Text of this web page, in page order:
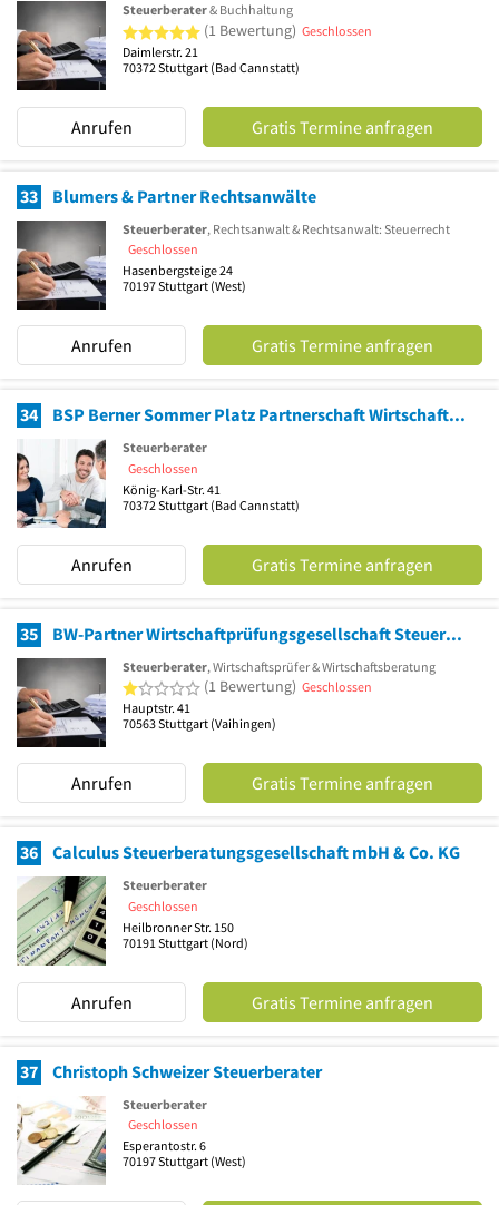
Steuerberater& Buchhaltung
5 von 5 Sternen
(1 Bewertung) Geschlossen
Daimlerstr. 21
70372 Stuttgart (Bad Cannstatt)
Anrufen Gratis Termine anfragen
33 Blumers & Partner Rechtsanwälte
Steuerberater, Rechtsanwalt & Rechtsanwalt: Steuerrecht
Geschlossen
Hasenbergsteige 24
70197Stuttgart (West)
Anrufen Gratis Termine anfragen
34 BSP Berner Sommer Platz Partnerschaft Wirtschaftsprüfer Steuerberater Rechtsanwalt
Steuerberater
Geschlossen
König-Karl-Str. 41
70372 Stuttgart (Bad Cannstatt)
Anrufen Gratis Termine anfragen
35 BW-Partner Wirtschaftprüfungsgesellschaft Steuerberatungsg.
Steuerberater, Wirtschaftsprüfer & Wirtschaftsberatung
1 von 5 Sternen
(1 Bewertung) Geschlossen
Hauptstr. 41
70563Stuttgart (Vaihingen)
Anrufen Gratis Termine anfragen
36 Calculus Steuerberatungsgesellschaft mbH & Co. KG
Steuerberater
Geschlossen
Heilbronner Str. 150
70191 Stuttgart (Nord)
Anrufen Gratis Termine anfragen
37 Christoph Schweizer Steuerberater
Steuerberater
Geschlossen
Esperantostr. 6
70197Stuttgart (West)